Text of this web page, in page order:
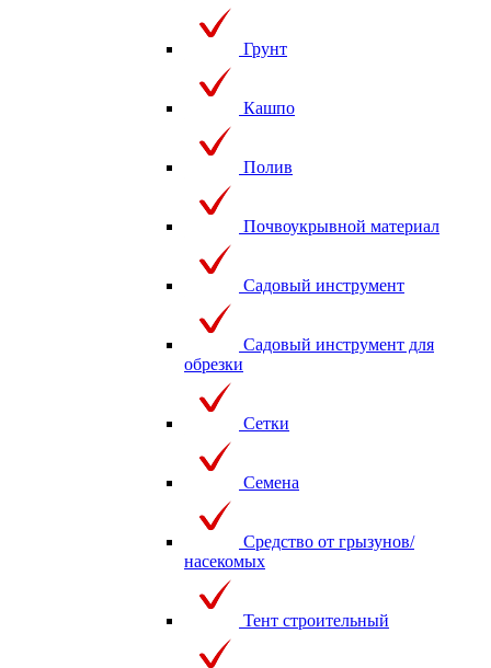
Грунт
Кашпо
Полив
Почвоукрывной материал
Садовый инструмент
Садовый инструмент для
обрезки
Сетки
Семена
Средство от грызунов/
насекомых
Тент строительный